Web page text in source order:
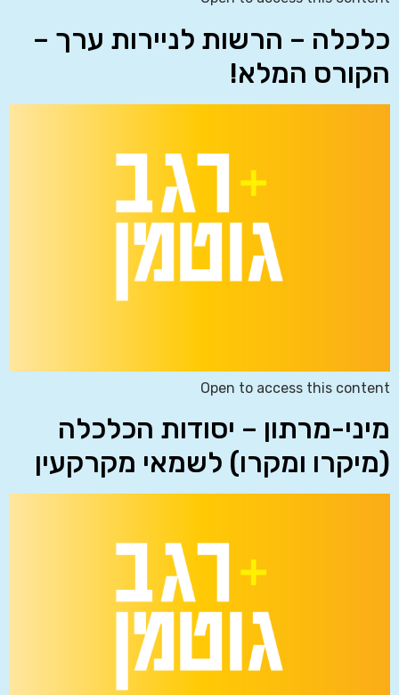
כלכלה – הרשות לניירות ערך –
הקורס המלא!
Open to access this content
מיני-מרתון – יסודות הכלכלה
(מיקרו ומקרו) לשמאי מקרקעין